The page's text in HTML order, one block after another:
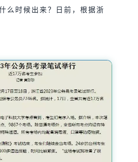
么时候出来？日前，根据浙